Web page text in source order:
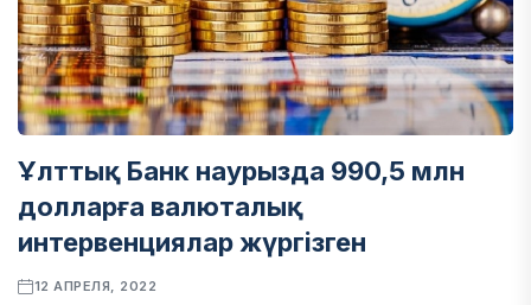
Ұлттық Банк наурызда 990,5 млн
долларға валюталық
интервенциялар жүргізген
12 АПРЕЛЯ, 2022